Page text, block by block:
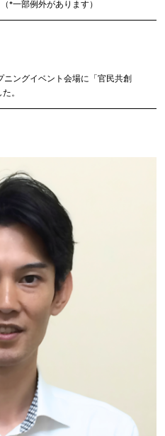
*一部例外があります）
ングイベント会場に「官民共創
。